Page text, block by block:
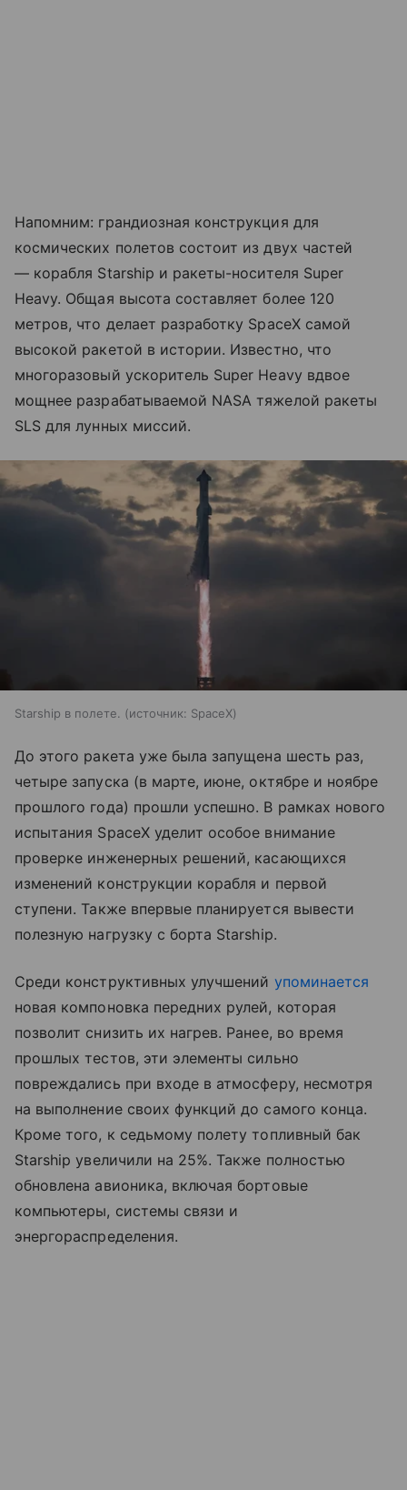
Напомним: грандиозная конструкция для
космических полетов состоит из двух частей
— корабля Starship и ракеты-носителя Super
Heavy. Общая высота составляет более 120
метров, что делает разработку SpaceX самой
высокой ракетой в истории. Известно, что
многоразовый ускоритель Super Heavy вдвое
мощнее разрабатываемой NASA тяжелой ракеты
SLS для лунных миссий.
Starship в полете. источник: SpaceX
До этого ракета уже была запущена шесть раз,
четыре запуска (в марте, июне, октябре и ноябре
прошлого года) прошли успешно. В рамках нового
испытания SpaceX уделит особое внимание
проверке инженерных решений, касающихся
изменений конструкции корабля и первой
ступени. Также впервые планируется вывести
полезную нагрузку с борта Starship.
Среди конструктивных улучшений упоминается
новая компоновка передних рулей, которая
позволит снизить их нагрев. Ранее, во время
прошлых тестов, эти элементы сильно
повреждались при входе в атмосферу, несмотря
на выполнение своих функций до самого конца.
Кроме того, к седьмому полету топливный бак
Starship увеличили на 25%. Также полностью
обновлена авионика, включая бортовые
компьютеры, системы связи и
энергораспределения.